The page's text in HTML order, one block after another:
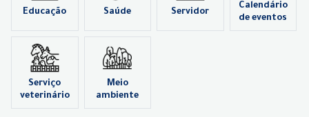
Educação Saúde Servidor
Calendário
de eventos
Serviço
veterinário
Meio
ambiente